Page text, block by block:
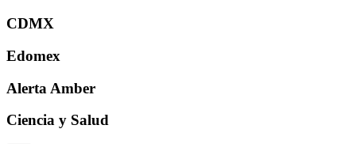
CDMX
Edomex
Alerta Amber
Ciencia y Salud